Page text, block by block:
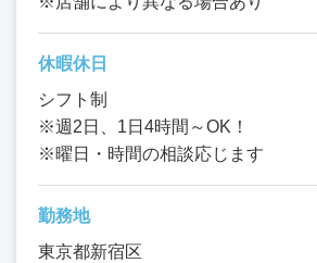
休暇休日
シフト制
※週2日、1日4時間～OK！
※曜日・時間の相談応じます
勤務地
東京都新宿区